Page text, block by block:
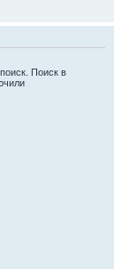
Поиск в